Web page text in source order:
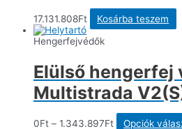
17.131.808Ft Kosárba teszem
Hengerfejvédők
Elülső hengerfej
Multistrada
0Ft – 1.343.897Ft Opciók